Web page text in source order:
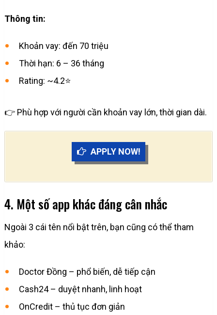
Thông tin:
Khoản vay: đến 70 triệu
Thời hạn: 6 – 36 tháng
Rating: ~4.2⭐
👉 Phù hợp với người cần khoản vay lớn, thời gian dài.
APPLY NOW!
4. Một số app khác đáng cân nhắc
Ngoài 3 cái tên nổi bật trên, bạn cũng có thể tham
khảo:
Doctor Đồng – phổ biến, dễ tiếp cận
Cash24 – duyệt nhanh, linh hoạt
OnCredit – thủ tục đơn giản